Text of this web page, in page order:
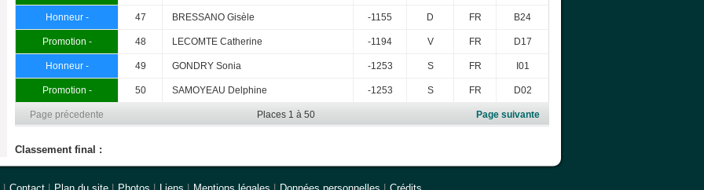
Honneur - 47 BRESSANO Gisèle -1155 D FR B24
Promotion - 48 LECOMTE Catherine -1194 V FR D17
Honneur - 49 GONDRY Sonia -1253 S FR I01
Promotion - 50 SAMOYEAU Delphine -1253 S FR D02
Page précedente Places 1 à 50 Page suivante
Classement final :